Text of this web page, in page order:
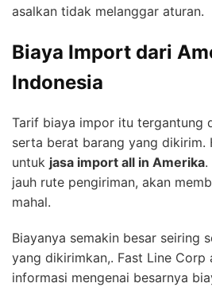
asalkan tidak melanggar aturan.
Biaya Import dari
Indonesia
Tarif biaya impor itu tergantung
serta berat barang yang dikirim.
untuk jasa import all in Amerika.
jauh rute pengiriman, akan
mahal.
Biayanya semakin besar seiring
yang dikirimkan,. Fast Line Corp
informasi mengenai besarnya